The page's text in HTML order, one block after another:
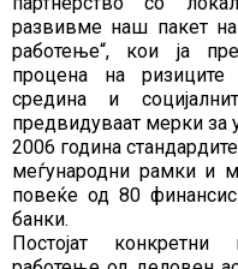
развивме наш пакет на
работење“, кои ја
процена на
средина и
предвидуваат мерки
2006 година
меѓународни рамки и
повеќе од 80
банки.
Постојат